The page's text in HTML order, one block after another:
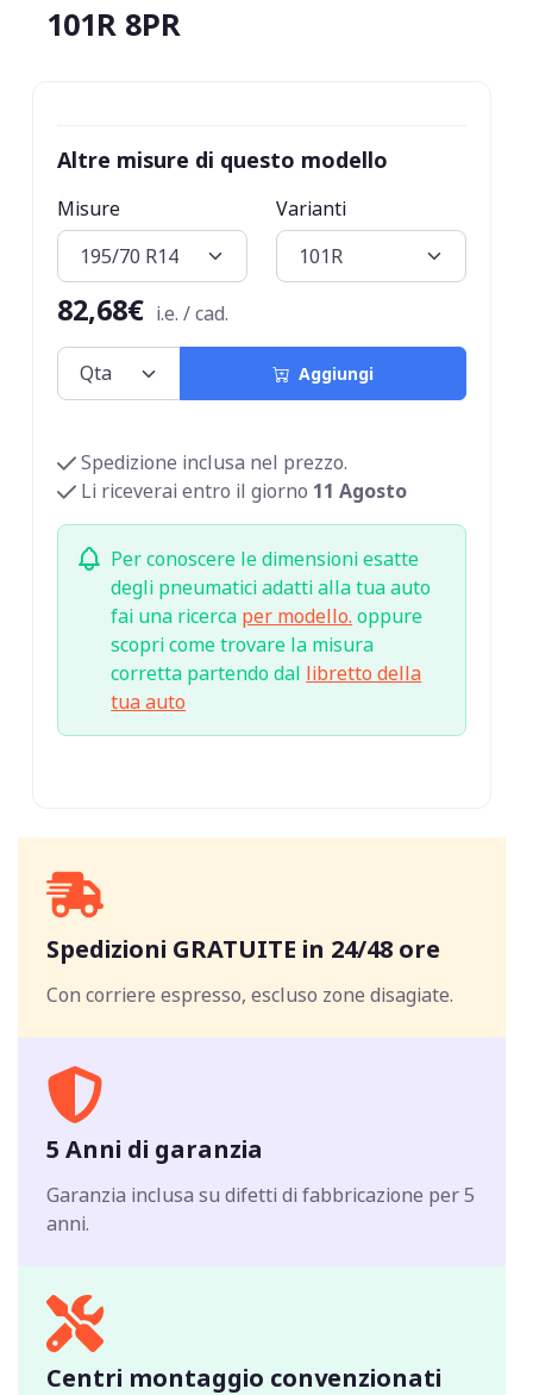
101R 8PR
Altre misure di questo modello
Misure Varianti
82,68€ i.e. / cad.
Aggiungi
Spedizione inclusa nel prezzo.
Li riceverai entro il giorno 11 Agosto
Per conoscere le dimensioni esatte
degli pneumatici adatti alla tua auto
fai una ricerca per modello. oppure
scopri come trovare la misura
corretta partendo dal libretto della
tua auto
Spedizioni GRATUITE in 24/48 ore
Con corriere espresso, escluso zone disagiate.
5 Anni di garanzia
Garanzia inclusa su difetti di fabbricazione per 5
anni.
Centri montaggio convenzionati